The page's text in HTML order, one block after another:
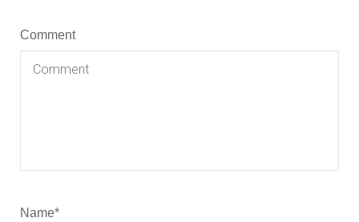
Comment
Name*